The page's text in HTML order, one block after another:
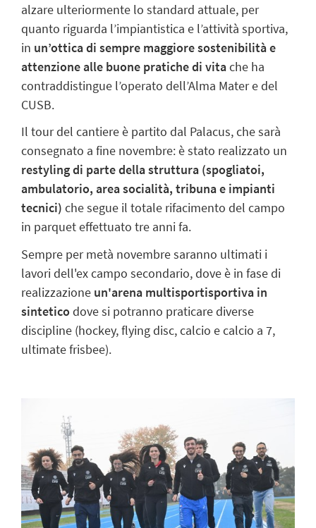
alzare ulteriormente lo standard attuale, per
quanto riguarda l’impiantistica e l’attività sportiva,
in un’ottica di sempre maggiore sostenibilità e
attenzione alle buone pratiche di vitache ha
contraddistingue l’operato dell’Alma Mater e del
CUSB.
Il tour del cantiere è partito dal Palacus, che sarà
consegnato a fine novembre: è stato realizzato un
restyling di parte della struttura (spogliatoi,
ambulatorio, area socialità, tribuna e impianti
tecnici) che segue il totale rifacimento del campo
in parquet effettuato tre anni fa.
Sempre per metà novembre saranno ultimati i
lavori dell'ex campo secondario, dove è in fase di
realizzazione un'arena multisportisportiva in
sinteticodove si potranno praticare diverse
discipline (hockey, flying disc, calcio e calcio a 7,
ultimate frisbee).